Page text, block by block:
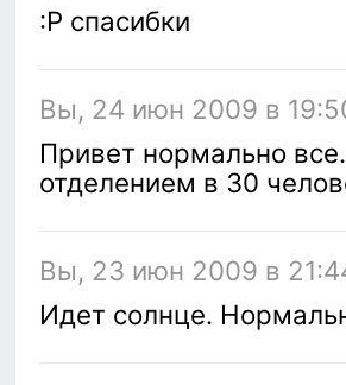
:P спасибки
Вы, 24 июн 2009 в
Привет нормально
отделением в 30
Вы, 23 июн 2009 в
Идет солнце.